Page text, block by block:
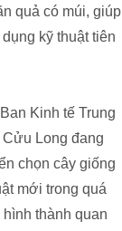
quả có múi, giúp
kỹ thuật tiên
Kinh tế Trung
Long đang
chọn cây giống
mới trong quá
thành quan